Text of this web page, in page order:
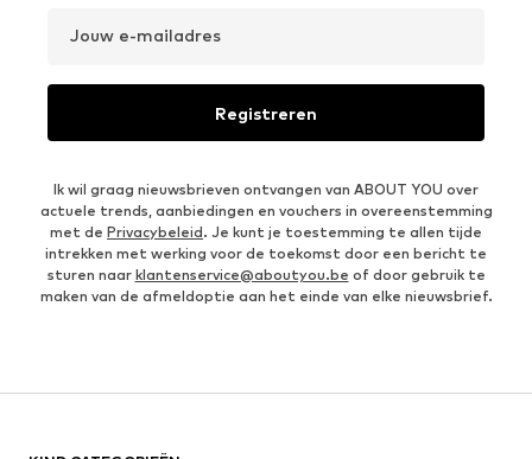
Jouw e-mailadres
Registreren
Ik wil graag nieuwsbrieven ontvangen van ABOUT YOU over
actuele trends, aanbiedingen en vouchers in overeenstemming
met de Privacybeleid. Je kunt je toestemming te allen tijde
intrekken met werking voor de toekomst door een bericht te
sturen naar klantenservice@aboutyou.be of door gebruik te
maken van de afmeldoptie aan het einde van elke nieuwsbrief.